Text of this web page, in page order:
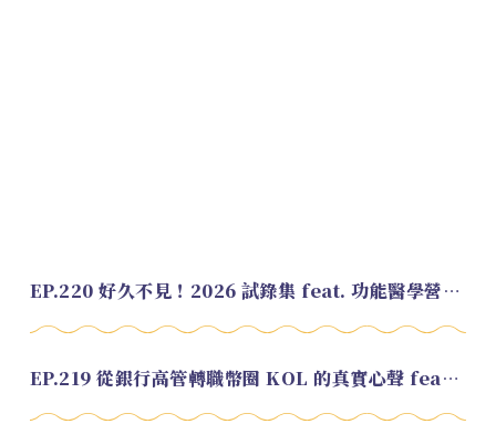
EP.220 好久不見！2026 試錄集 feat. 功能醫學營養師 美寶
EP.219 從銀行高管轉職幣圈 KOL 的真實心聲 feat.龜大